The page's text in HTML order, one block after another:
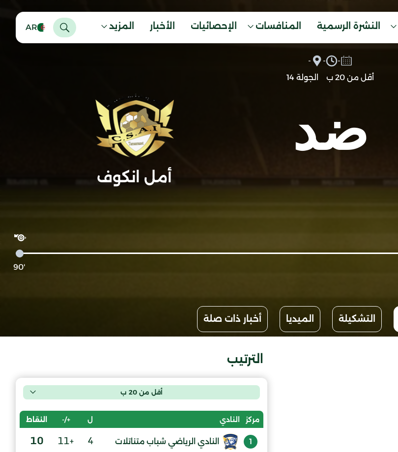
النشرة الرسمية المنافسات الإحصائيات الأخبار المزيد AR
-
-
-
أقل من 20 ب
الجولة 14
ضد
أمل انكوف
'90
التشكيلة الميديا أخبار ذات صلة
الترتيب
أقل من 20 ب
مركز النادي ل +/- النقاط
1 النادي الرياضي شباب متناتلات 4
+11
10